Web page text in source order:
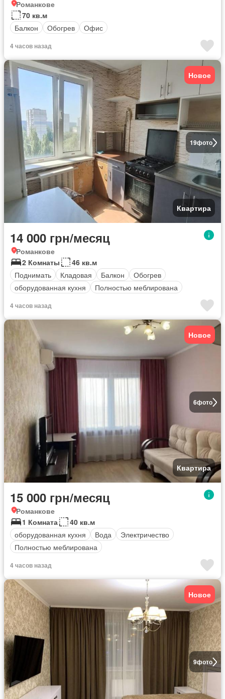
Романкове
70 кв.м
Балкон
Обогрев Офис
4 часов назад
19фото
Новое
Квартира
14 000 грн/месяц
Романкове
2 Комнаты
46 кв.м
Поднимать
Кладовая Балкон
Обогрев
оборудованная кухня
Полностью меблирована
4 часов назад
6фото
Новое
Квартира
15 000 грн/месяц
Романкове
1 Комната
40 кв.м
оборудованная кухня
Вода
Электричество
Полностью меблирована
4 часов назад
9фото
Новое